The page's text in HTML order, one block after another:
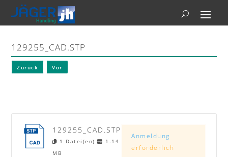
129255_CAD.STP
Zurück Vor
129255_CAD.STP
1 Datei(en)
1.14
MB
Anmeldung
erforderlich